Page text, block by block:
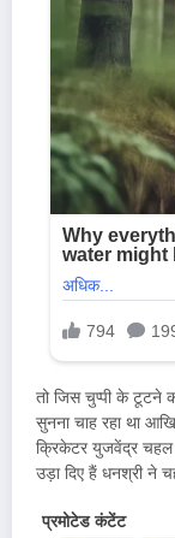
तो जिस चुप्पी के टूटने
सुनना चाह रहा था
क्रिकेटर युजवेंद्र चहल
उड़ा दिए हैं धनश्री ने